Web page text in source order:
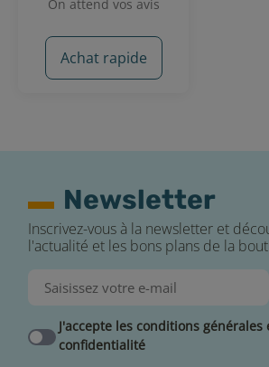
On attend vos avis
Achat rapide
Newsletter
Inscrivez-vous à la newsletter et
l'actualité et les bons plans de la
J'accepte les conditions
confidentialité